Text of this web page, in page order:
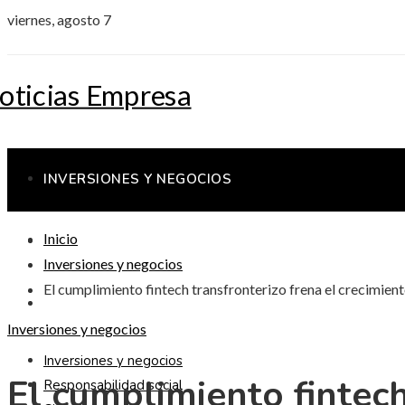
viernes, agosto 7
INVERSIONES Y NEGOCIOS
RESPONSABILIDAD SOCIAL
Inversiones y negocios
Responsabilidad social
Inicio
Inversiones y negocios
El cumplimiento fintech transfronterizo frena el
Inversiones y negocios
El cumplimiento